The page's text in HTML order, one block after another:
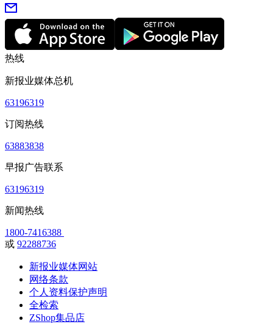
热线
新报业媒体总机
63196319
订阅热线
63883838
早报广告联系
63196319
新闻热线
1800-7416388
或 92288736
新报业媒体网站
网络条款
个人资料保护声明
全检索
ZShop集品店